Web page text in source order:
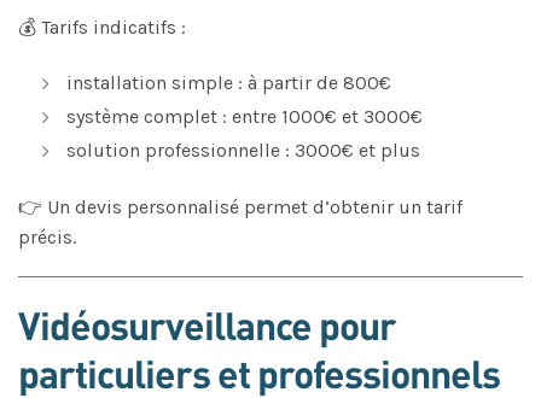
💰 Tarifs indicatifs :
installation simple : à partir de 800€
système complet : entre 1000€ et 3000€
solution professionnelle : 3000€ et plus
👉 Un devis personnalisé permet d’obtenir un tarif
précis.
Vidéosurveillance pour
particuliers et professionnels